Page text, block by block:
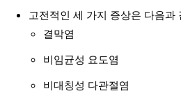
고전적인 세 가지 증상은 다음과
결막염
비임균성 요도염
비대칭성 다관절염